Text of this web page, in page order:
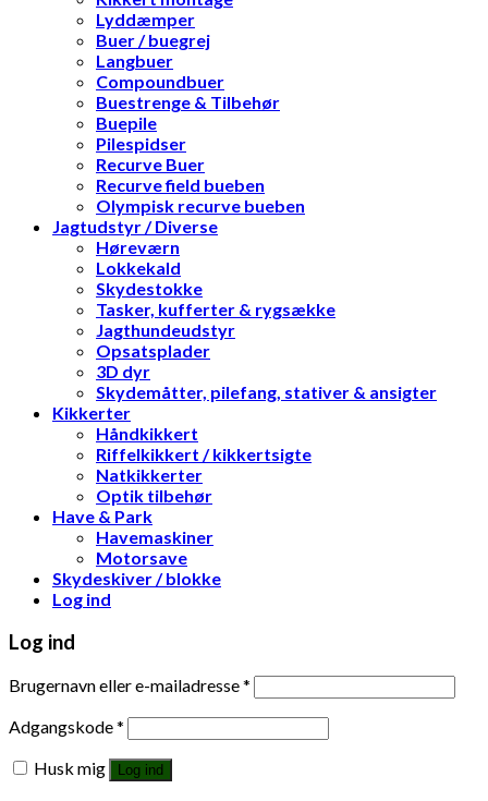
Lyddæmper
Buer / buegrej
Langbuer
Compoundbuer
Buestrenge & Tilbehør
Buepile
Pilespidser
Recurve Buer
Recurve field bueben
Olympisk recurve bueben
Jagtudstyr / Diverse
Høreværn
Lokkekald
Skydestokke
Tasker, kufferter & rygsække
Jagthundeudstyr
Opsatsplader
3D dyr
Skydemåtter, pilefang, stativer & ansigter
Kikkerter
Håndkikkert
Riffelkikkert / kikkertsigte
Natkikkerter
Optik tilbehør
Have & Park
Havemaskiner
Motorsave
Skydeskiver / blokke
Log ind
Log ind
Brugernavn eller e-mailadresse*
Adgangskode*
Husk mig
Log ind